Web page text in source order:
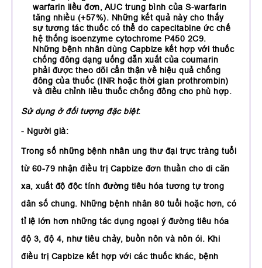
warfarin liều đơn, AUC trung bình của S-warfarin
tăng nhiều (+57%). Những kết quả này cho thấy
sự tương tác thuốc có thể do capecitabine ức chế
hệ thống isoenzyme cytochrome P450 2C9.
Những bệnh nhân dùng Capbize kết hợp với thuốc
chống đông dạng uống dẫn xuất của coumarin
phải được theo dõi cẩn thận về hiệu quả chống
đông của thuốc (INR hoặc thời gian prothrombin)
và điều chỉnh liều thuốc chống đông cho phù hợp.
Sử dụng ở đối tượng đặc biệt:
- Người già:
Trong số những bệnh nhân ung thư đại trực tràng tuổi
từ 60-79 nhận điều trị Capbize đơn thuần cho di căn
xa, xuất độ độc tính đường tiêu hóa tương tự trong
dân số chung. Những bệnh nhân 80 tuổi hoặc hơn, có
tỉ lệ lớn hơn những tác dụng ngoại ý đường tiêu hóa
độ 3, độ 4, như tiêu chảy, buồn nôn và nôn ói. Khi
điều trị Capbize kết hợp với các thuốc khác, bệnh